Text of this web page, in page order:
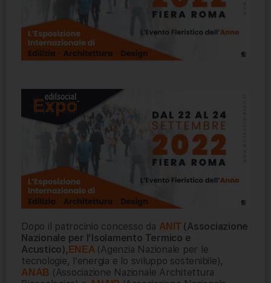
Dopo il patrocinio concesso da ANIT (Associazione
Nazionale per l’Isolamento Termico e
Acustico), ENEA (Agenzia Nazionale per le
tecnologie, l’energia e lo sviluppo sostenibile),
ANAB (Associazione Nazionale Architettura